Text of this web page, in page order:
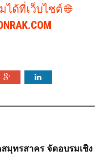
ได้ที่เว็บไซต์ 🌐
ทรสาคร จัดอบรมเชิง